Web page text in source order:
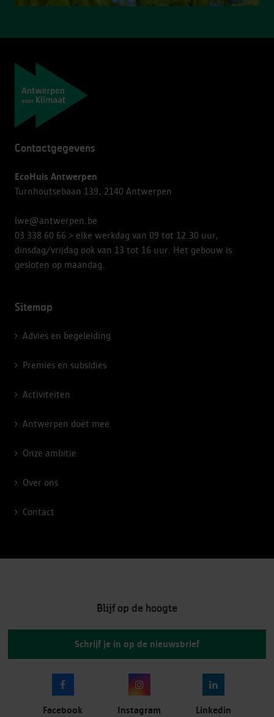
Contactgegevens
EcoHuis Antwerpen
Turnhoutsebaan 139, 2140 Antwerpen
lwe@antwerpen.be
03 338 60 66 > elke werkdag van 09 tot 12.30 uur,
dinsdag/vrijdag ook van 13 tot 16 uur. Het gebouw is
gesloten op maandag.
Navigatie
Sitemap
Advies en begeleiding
Premies en subsidies
Activiteiten
Antwerpen doet mee
Onze ambitie
Over ons
Contact
Blijf op de hoogte
Schrijf je in op de nieuwsbrief
Facebook Instagram Linkedin